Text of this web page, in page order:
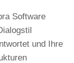
Software
und Ihre